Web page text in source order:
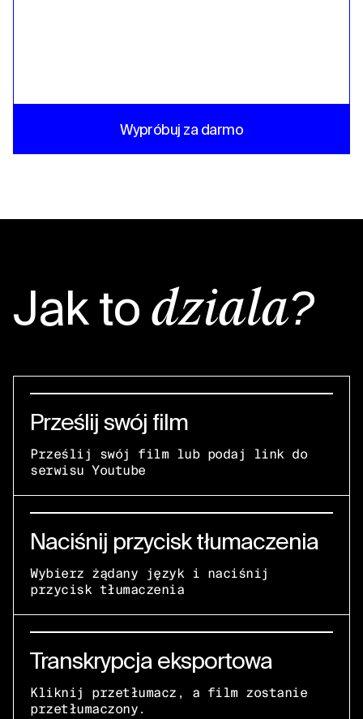
Wypróbuj za darmo
Jak to działa?
Prześlij swój film
Prześlij swój film lub podaj link do
serwisu Youtube
Naciśnij przycisk tłumaczenia
Wybierz żądany język i naciśnij
przycisk tłumaczenia
Transkrypcja eksportowa
Kliknij przetłumacz, a film zostanie
przetłumaczony.